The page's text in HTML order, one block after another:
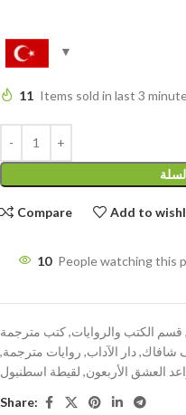
11 Items sold in last 3
Compare Add to
10 People watching this
, قسم الكتب والروايات,كتب مترجمة
شافاك,دار الآداب, روايات مترجمة,
العشق الأربعون, لقيطة اسطنبول
Share: